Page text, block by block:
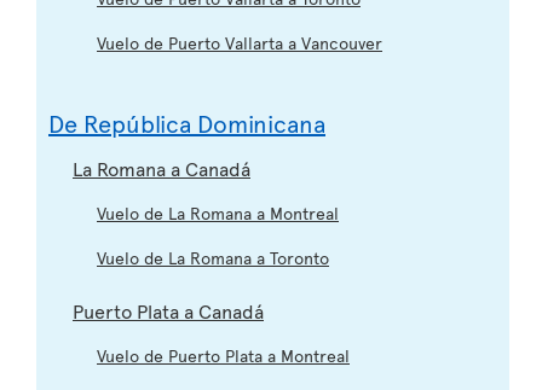
Vuelo de Puerto Vallarta a Vancouver
De República Dominicana
La Romana a Canadá
Vuelo de La Romana a Montreal
Vuelo de La Romana a Toronto
Puerto Plata a Canadá
Vuelo de Puerto Plata a Montreal